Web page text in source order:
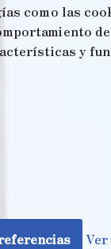
como las
y